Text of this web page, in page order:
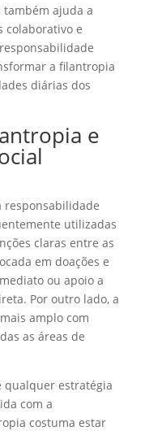
também ajuda a
colaborativo e
a filantropia
diárias dos
e
responsabilidade
utilizadas
claras entre as
em doações e
ou apoio a
Por outro lado, a
amplo com
as áreas de
qualquer estratégia
com a
costuma estar